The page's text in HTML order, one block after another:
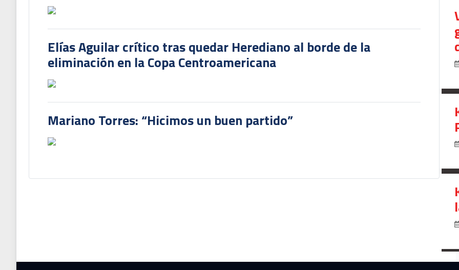
Elías Aguilar crítico tras quedar Herediano al borde de la
eliminación en la Copa Centroamericana
Mariano Torres: “Hicimos un buen partido”